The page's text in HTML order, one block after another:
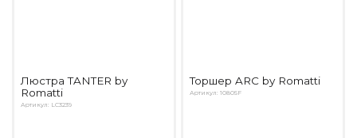
Люстра TANTER by
Romatti
Артикул: LC3239
Торшер ARC by Romatti
Артикул: 10805F